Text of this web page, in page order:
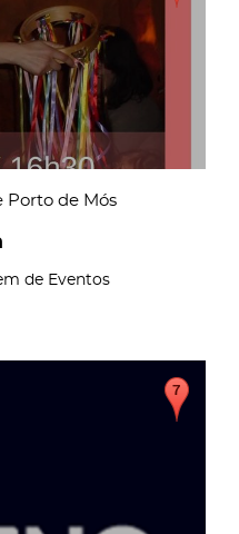
Porto de Mós
de Eventos